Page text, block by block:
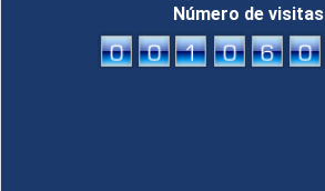
Número de visitas